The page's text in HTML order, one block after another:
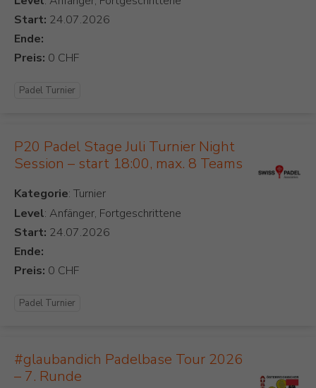
Start:
Ende:
Preis:
Padel Turnier
P20 Padel Stage Juli Turnier Night
Session – start 18:00, max. 8 Teams
Kategorie
Level: Anfänger, Fortgeschrittene
Start:
Ende:
Preis:
Padel Turnier
#glaubandich Padelbase Tour 2026
– 7. Runde